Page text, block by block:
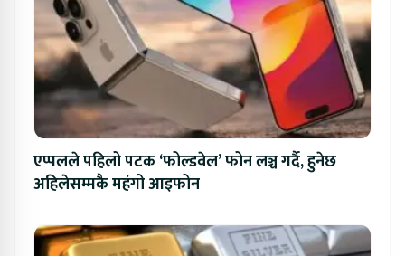
एप्पलले पहिलो पटक ‘फोल्डवेल’ फोन लञ्च गर्दै, हुनेछ
अहिलेसम्मकै महंगो आइफोन